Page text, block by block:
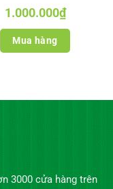
1.000.000₫
Mua hàng
3000 cửa hàng trên